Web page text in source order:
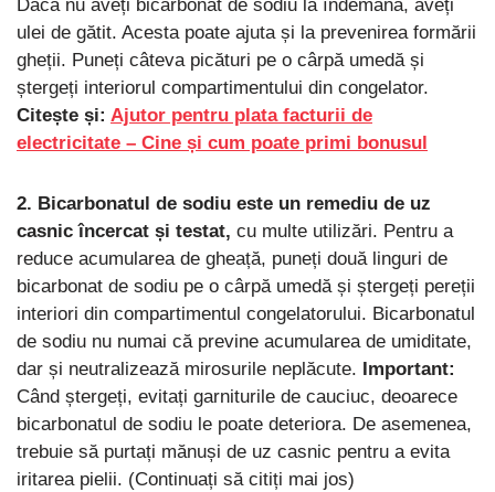
Dacă nu aveți bicarbonat de sodiu la îndemână, aveți
ulei de gătit. Acesta poate ajuta și la prevenirea formării
gheții. Puneți câteva picături pe o cârpă umedă și
ștergeți interiorul compartimentului din congelator.
Citește și: Ajutor pentru plata facturii de
electricitate – Cine și cum poate primi bonusul
2. Bicarbonatul de sodiu este un remediu de uz
casnic încercat și testat, cu multe utilizări. Pentru a
reduce acumularea de gheață, puneți două linguri de
bicarbonat de sodiu pe o cârpă umedă și ștergeți pereții
interiori din compartimentul congelatorului. Bicarbonatul
de sodiu nu numai că previne acumularea de umiditate,
dar și neutralizează mirosurile neplăcute.
Important:
Când ștergeți, evitați garniturile de cauciuc, deoarece
bicarbonatul de sodiu le poate deteriora. De asemenea,
trebuie să purtați mănuși de uz casnic pentru a evita
iritarea pielii. (Continuați să citiți mai jos)